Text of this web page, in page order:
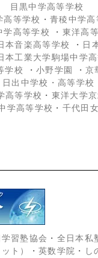
目黒中学高等学校
高等学校 ・ 青稜中学高
学高等学校
・ 東洋高
本音楽高等学校 ・ 日
本工業大学駒場中学
学校 ・ 小野学園 ・京
日出中学校 ・高等学校
高等学校 ・ 東洋大学
学高等学校 ・ 千代田
習塾協会 ・ 全日本私
ト）
・ 英数学院 ・
し